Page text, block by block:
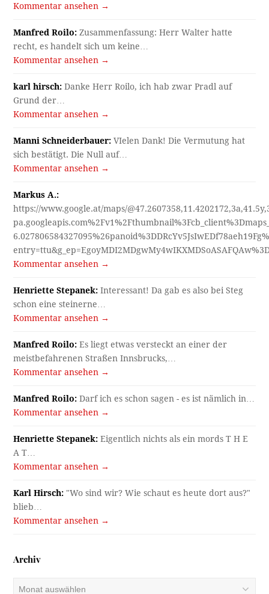
Kommentar ansehen →
Manfred Roilo: Zusammenfassung: Herr Walter hatte
recht, es handelt sich um keine…
Kommentar ansehen →
karl hirsch: Danke Herr Roilo, ich hab zwar Pradl auf
Grund der…
Kommentar ansehen →
Manni Schneiderbauer: VIelen Dank! Die Vermutung hat
sich bestätigt. Die Null auf…
Kommentar ansehen →
Markus A.:
https://www.google.at/maps/
Kommentar ansehen →
Henriette Stepanek: Interessant! Da gab es also bei Steg
schon eine steinerne…
Kommentar ansehen →
Manfred Roilo: Es liegt etwas versteckt an einer der
meistbefahrenen Straßen Innsbrucks,…
Kommentar ansehen →
Manfred Roilo: Darf ich es schon sagen - es ist nämlich in…
Kommentar ansehen →
Henriette Stepanek: Eigentlich nichts als ein mords T H E
A T…
Kommentar ansehen →
Karl Hirsch: "Wo sind wir? Wie schaut es heute dort aus?"
blieb…
Kommentar ansehen →
Archiv